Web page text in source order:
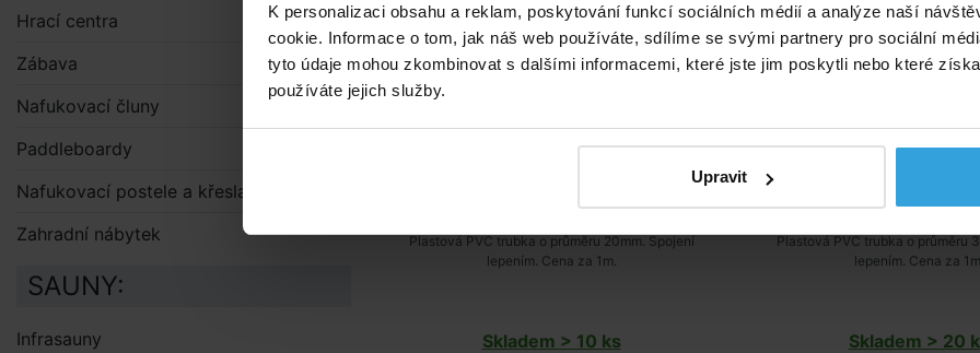
K personalizaci obsahu a reklam, poskytování funkcí sociálních médií a analýze naší
cookie. Informace o tom, jak náš web používáte, sdílíme se svými partnery pro sociální
tyto údaje mohou zkombinovat s dalšími informacemi, které jste jim poskytli nebo které
používáte jejich služby.
Upravit
Plastová PVC trubka o průměru 20mm. Spojení
lepením. Cena za 1m.
Skladem > 10 ks
Plastová PVC trubka o průměru
lepením. Cena za
Skladem > 20
Hrací centra
Zábava
Nafukovací čluny
Paddleboardy
Nafukovací postele a křesla
Zahradní nábytek
SAUNY:
Infrasauny